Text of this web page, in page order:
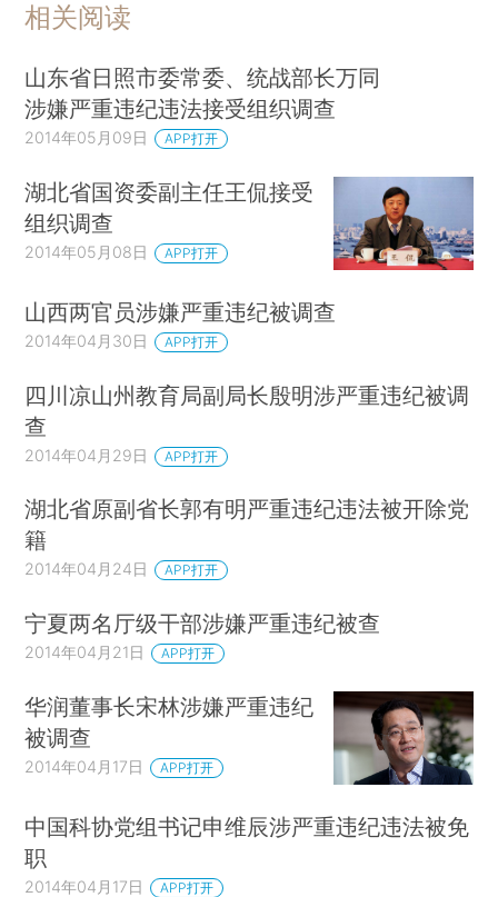
相关阅读
山东省日照市委常委、统战部长万同
涉嫌严重违纪违法接受组织调查
2014年05月09日 APP打开
湖北省国资委副主任王侃接受
组织调查
2014年05月08日 APP打开
山西两官员涉嫌严重违纪被调查
2014年04月30日 APP打开
四川凉山州教育局副局长殷明涉严重违纪被调
查
2014年04月29日 APP打开
湖北省原副省长郭有明严重违纪违法被开除党
籍
2014年04月24日 APP打开
宁夏两名厅级干部涉嫌严重违纪被查
2014年04月21日 APP打开
华润董事长宋林涉嫌严重违纪
被调查
2014年04月17日 APP打开
中国科协党组书记申维辰涉严重违纪违法被免
职
2014年04月17日 APP打开